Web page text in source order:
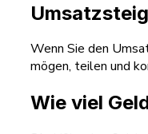
Wenn Sie den
mögen, teilen und
Wie viel